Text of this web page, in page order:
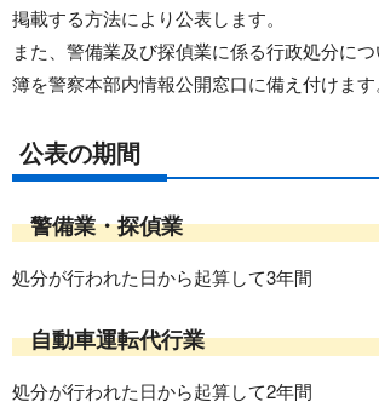
掲載する方法により公表します。
また、警備業及び探偵業に係る行政処分に
簿を警察本部内情報公開窓口に備え付けます
公表の期間
警備業・探偵業
処分が行われた日から起算して3年間
自動車運転代行業
処分が行われた日から起算して2年間